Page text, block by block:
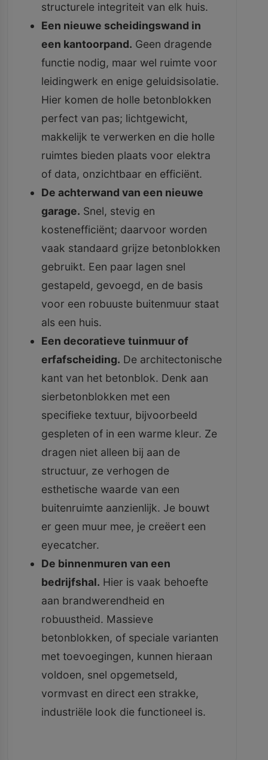
structurele integriteit van elk huis.
Een nieuwe scheidingswand in
een kantoorpand. Geen dragende
functie nodig, maar wel ruimte voor
leidingwerk en enige geluidsisolatie.
Hier komen de holle betonblokken
perfect van pas; lichtgewicht,
makkelijk te verwerken en die holle
ruimtes bieden plaats voor elektra
of data, onzichtbaar en efficiënt.
De achterwand van een nieuwe
garage. Snel, stevig en
kostenefficiënt; daarvoor worden
vaak standaard grijze betonblokken
gebruikt. Een paar lagen snel
gestapeld, gevoegd, en de basis
voor een robuuste buitenmuur staat
als een huis.
Een decoratieve tuinmuur of
erfafscheiding. De architectonische
kant van het betonblok. Denk aan
sierbetonblokken met een
specifieke textuur, bijvoorbeeld
gespleten of in een warme kleur. Ze
dragen niet alleen bij aan de
structuur, ze verhogen de
esthetische waarde van een
buitenruimte aanzienlijk. Je bouwt
er geen muur mee, je creëert een
eyecatcher.
De binnenmuren van een
bedrijfshal. Hier is vaak behoefte
aan brandwerendheid en
robuustheid. Massieve
betonblokken, of speciale varianten
met toevoegingen, kunnen hieraan
voldoen, snel opgemetseld,
vormvast en direct een strakke,
industriële look die functioneel is.